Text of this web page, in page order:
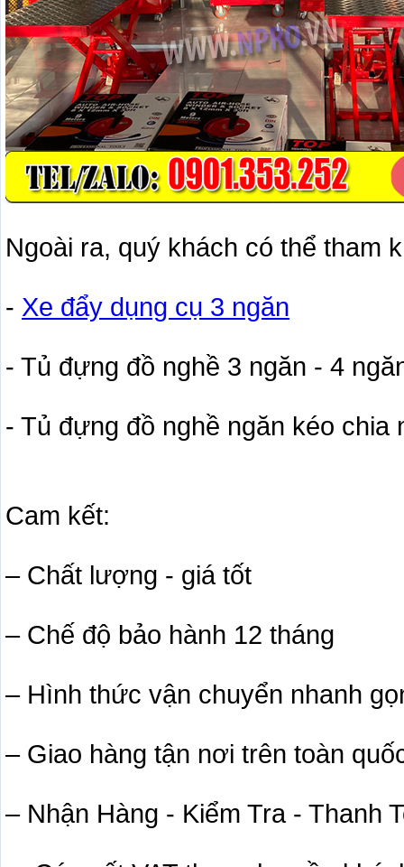
Ngoài ra, quý khách có thể tham
- Xe đẩy dụng cụ 3 ngăn
- Tủ đựng đồ nghề 3 ngăn - 4
- Tủ đựng đồ nghề ngăn kéo chia
Cam kết:
– Chất lượng - giá tốt
– Chế độ bảo hành 12 tháng
– Hình thức vận chuyển nhanh
– Giao hàng tận nơi trên toàn
– Nhận Hàng - Kiểm Tra - Thanh